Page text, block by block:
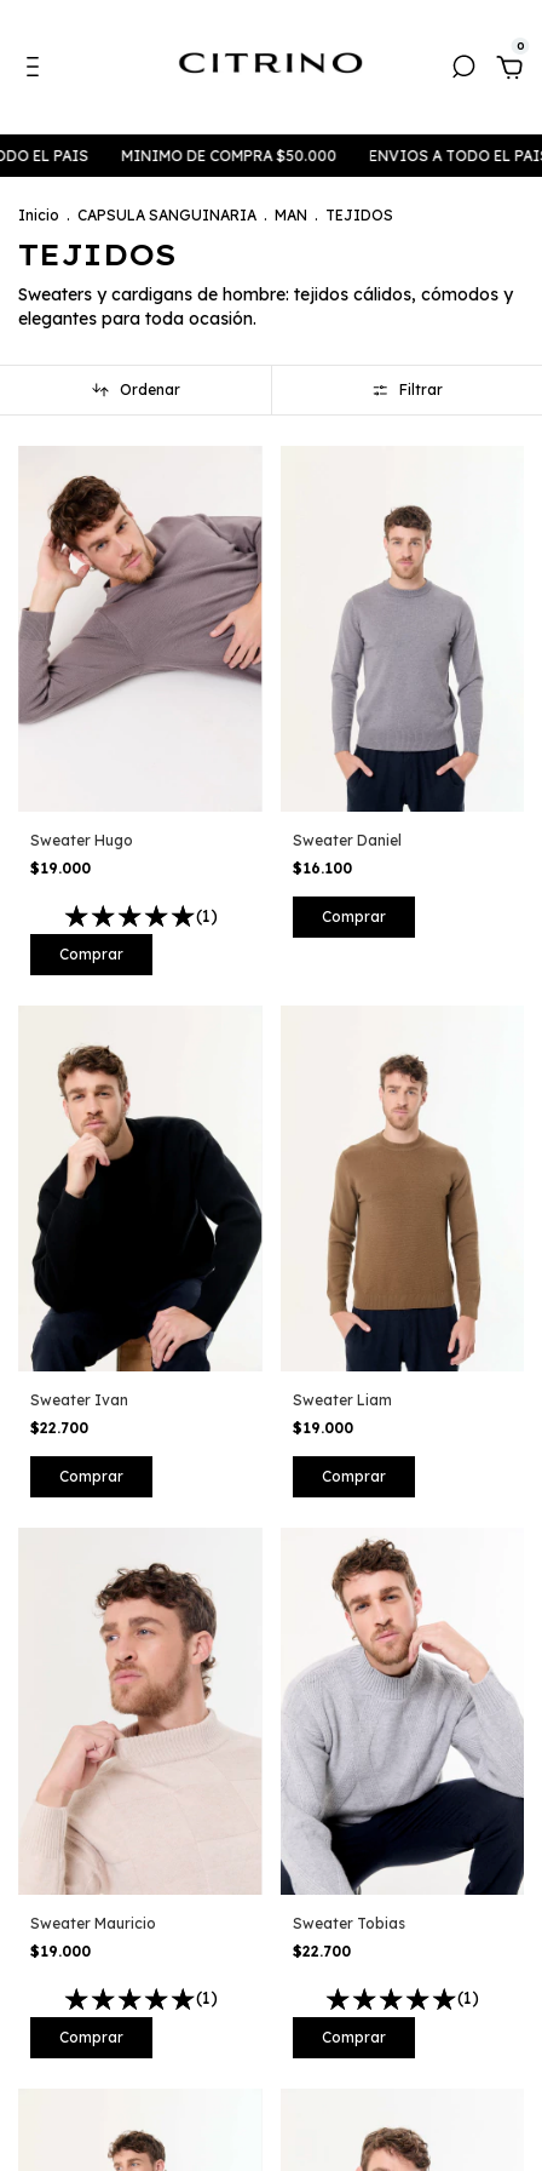
0
PAIS MINIMO DE COMPRA $50.000 ENVIOS A TODO EL PAIS
Inicio . CAPSULA SANGUINARIA . MAN . TEJIDOS
TEJIDOS
Sweaters y cardigans de hombre: tejidos cálidos, cómodos y
elegantes para toda ocasión.
Ordenar Filtrar
Sweater Hugo
$19.000
(1)
Comprar
Sweater Daniel
$16.100
Comprar
Sweater Ivan
$22.700
Comprar
Sweater Liam
$19.000
Comprar
Sweater Mauricio
$19.000
(1)
Comprar
Sweater Tobias
$22.700
(1)
Comprar